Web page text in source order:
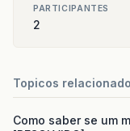
PARTICIPANTES
2
Topicos
Como saber se um